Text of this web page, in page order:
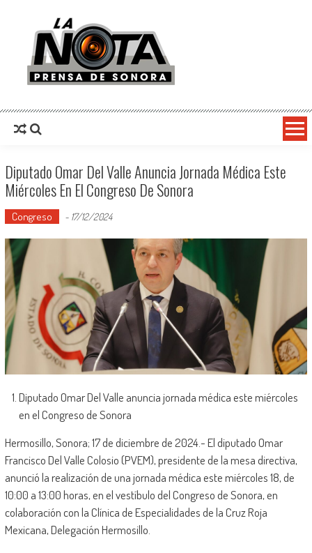
La Nota Prensa De Sonora
Diputado Omar Del Valle Anuncia Jornada Médica Este
Miércoles En El Congreso De Sonora
Congreso - 17/12/2024
Diputado Omar Del Valle anuncia jornada médica este miércoles
en el Congreso de Sonora
Hermosillo, Sonora; 17 de diciembre de 2024.- El diputado Omar
Francisco Del Valle Colosio (PVEM), presidente de la mesa directiva,
anunció la realización de una jornada médica este miércoles 18, de
10:00 a 13:00 horas, en el vestíbulo del Congreso de Sonora, en
colaboración con la Clínica de Especialidades de la Cruz Roja
Mexicana, Delegación Hermosillo.